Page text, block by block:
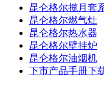
昆仑格尔揽月套
昆仑格尔燃气灶
昆仑格尔热水器
昆仑格尔壁挂炉
昆仑格尔油烟机
下市产品手册下